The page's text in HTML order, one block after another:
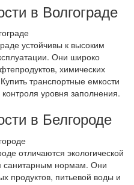
в Волгограде
устойчивы к высоким
Они широко
химических
транспортные емкости
уровня заполнения.
в Белгороде
отличаются экологической
санитарным нормам. Они
продуктов, питьевой воды и